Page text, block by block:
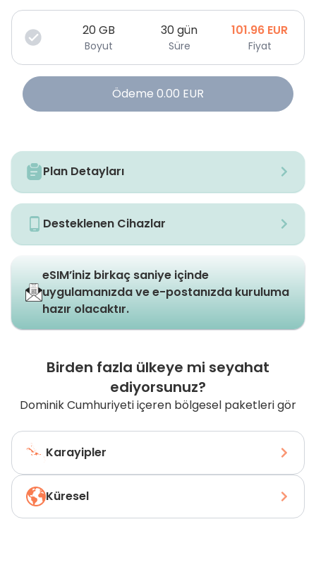
20GB
Boyut
30 gün
Süre
101.96 EUR
Fiyat
Ödeme 0.00 EUR
Plan Detayları
Desteklenen Cihazlar
eSIM’iniz birkaç saniye içinde
uygulamanızda ve e-postanızda kuruluma
hazır olacaktır.
Birden fazla ülkeye mi seyahat
ediyorsunuz?
Dominik Cumhuriyeti içeren bölgesel paketleri gör
Karayipler
Küresel